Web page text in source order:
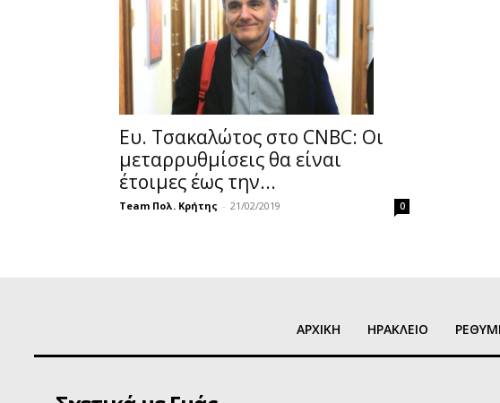
Ευ. Τσακαλώτος στο CNBC: Οι
μεταρρυθμίσεις θα είναι
έτοιμες έως την...
Team Πολ. Κρήτης - 21/02/2019 0
ΑΡΧΙΚΗ ΗΡΑΚΛΕΙΟ